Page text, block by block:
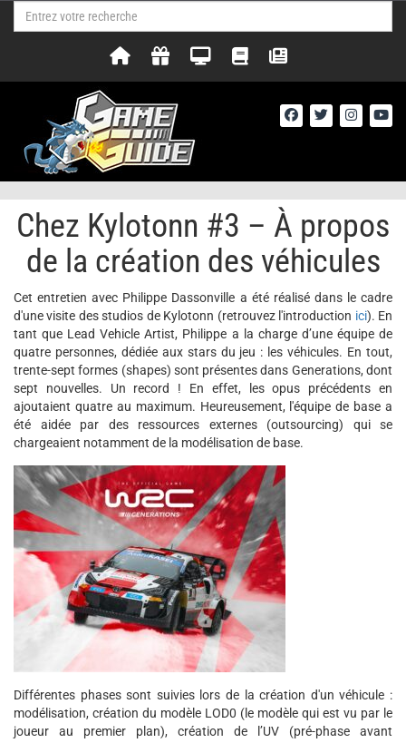
Chez Kylotonn #3 – À propos
de la création des véhicules
Cet entretien avec Philippe Dassonville a été réalisé dans le cadre
d'une visite des studios de Kylotonn (retrouvez l'introduction ici). En
tant que Lead Vehicle Artist, Philippe a la charge d’une équipe de
quatre personnes, dédiée aux stars du jeu : les véhicules. En tout,
trente-sept formes (shapes) sont présentes dans Generations, dont
sept nouvelles. Un record ! En effet, les opus précédents en
ajoutaient quatre au maximum. Heureusement, l'équipe de base a
été aidée par des ressources externes (outsourcing) qui se
chargeaient notamment de la modélisation de base.
Différentes phases sont suivies lors de la création d'un véhicule :
modélisation, création du modèle LOD0 (le modèle qui est vu par le
joueur au premier plan), création de l’UV (pré-phase avant